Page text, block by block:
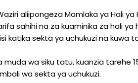
aliipongeza Mamlaka ya Hali
sahihi na za kuaminika za hali
katika sekta ya uchukuzi na kuwa
wa siku tatu, kuanzia tarehe
wa sekta ya uchukuzi.